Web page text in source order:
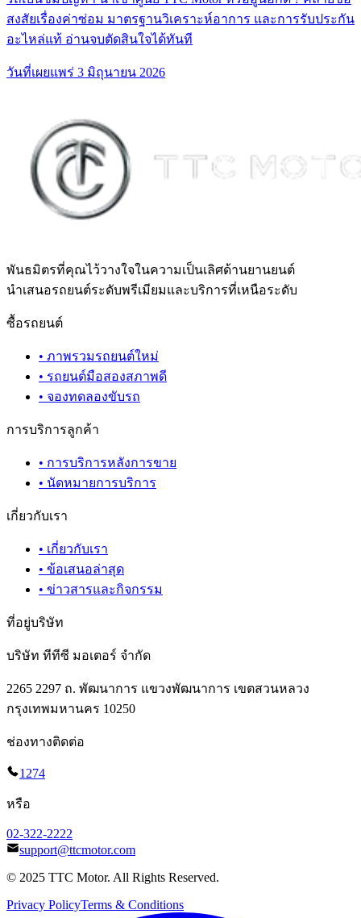
สงสัยเรื่องค่าซ่อม มาตรฐานวิเคราะห์อาการ และการรับประกัน
อะไหล่แท้ อ่านจบตัดสินใจได้ทันที
วันที่เผยแพร่ 3 มิถุนายน 2026
พันธมิตรที่คุณไว้วางใจในความเป็นเลิศด้านยานยนต์
นำเสนอรถยนต์ระดับพรีเมียมและบริการที่เหนือระดับ
ซื้อรถยนต์
• ภาพรวมรถยนต์ใหม่
• รถยนต์มือสองสภาพดี
• จองทดลองขับรถ
การบริการลูกค้า
• การบริการหลังการขาย
• นัดหมายการบริการ
เกี่ยวกับเรา
• เกี่ยวกับเรา
• ข้อเสนอล่าสุด
• ข่าวสารและกิจกรรม
ที่อยู่บริษัท
บริษัท ทีทีซี มอเตอร์ จำกัด
2265 2297 ถ. พัฒนาการ แขวงพัฒนาการ เขตสวนหลวง
กรุงเทพมหานคร 10250
ช่องทางติดต่อ
1274
หรือ
02-322-2222
support@ttcmotor.com
© 2025 TTC Motor. All Rights Reserved.
Privacy PolicyTerms & Conditions